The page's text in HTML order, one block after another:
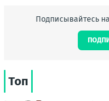
Подписывайтесь
Топ